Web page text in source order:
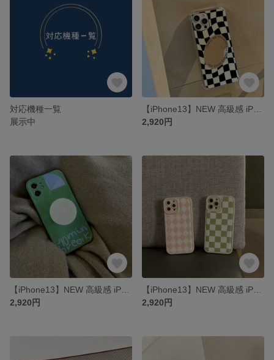
対応機種一覧
展示中
2,920円
2,920円
2,920円